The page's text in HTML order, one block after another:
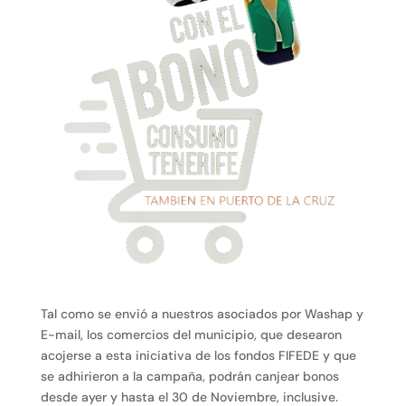
Tal como se envió a nuestros asociados por Washap y
E-mail, los comercios del municipio, que desearon
acojerse a esta iniciativa de los fondos FIFEDE y que
se adhirieron a la campaña, podrán canjear bonos
desde ayer y hasta el 30 de Noviembre, inclusive.